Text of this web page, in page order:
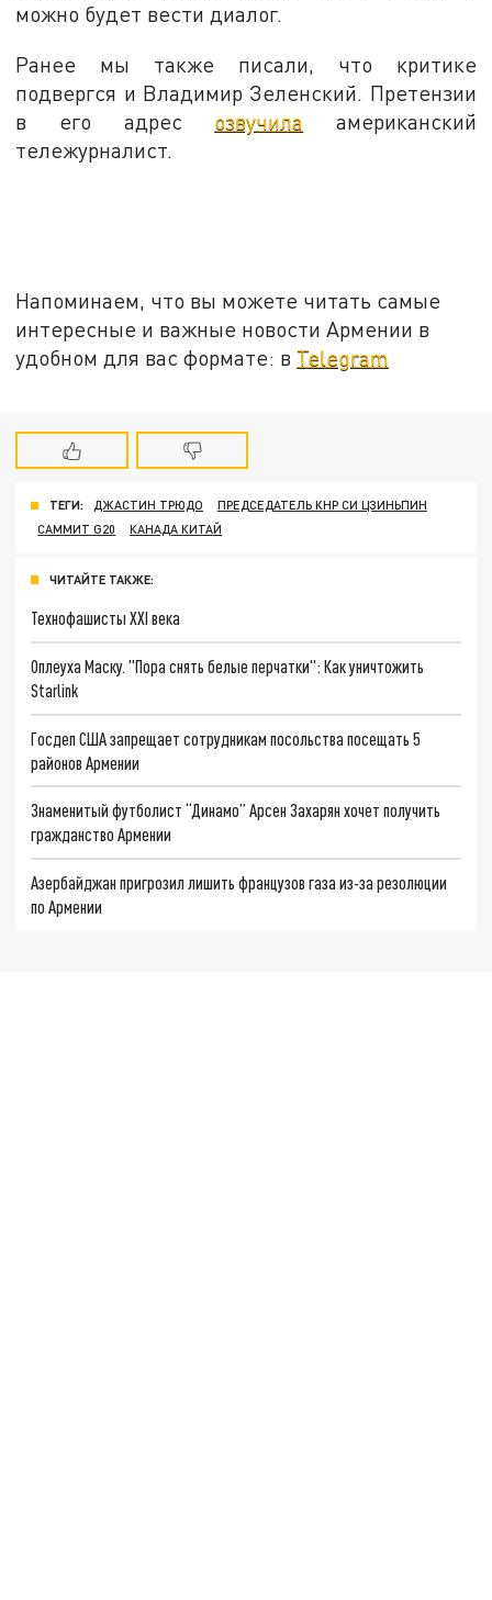
можно будет вести диалог.
Ранее мы также писали, что критике
подвергся и Владимир Зеленский. Претензии
в его адрес озвучила американский
тележурналист.
Напоминаем, что вы можете читать самые
интересные и важные новости Армении в
удобном для вас формате: в Telegram
ТЕГИ: ДЖАСТИН ТРЮДО
ПРЕДСЕДАТЕЛЬ КНР СИ ЦЗИНЬПИН
САММИТ G20
КАНАДА КИТАЙ
ЧИТАЙТЕ ТАКЖЕ:
Технофашисты XXI века
Оплеуха Маску. "Пора снять белые перчатки": Как уничтожить
Starlink
Госдеп США запрещает сотрудникам посольства посещать 5
районов Армении
Знаменитый футболист “Динамо” Арсен Захарян хочет получить
гражданство Армении
Азербайджан пригрозил лишить французов газа из-за резолюции
по Армении